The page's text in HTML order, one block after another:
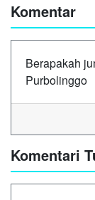
Komentar
Berapakah
Purbolinggo
Komentari